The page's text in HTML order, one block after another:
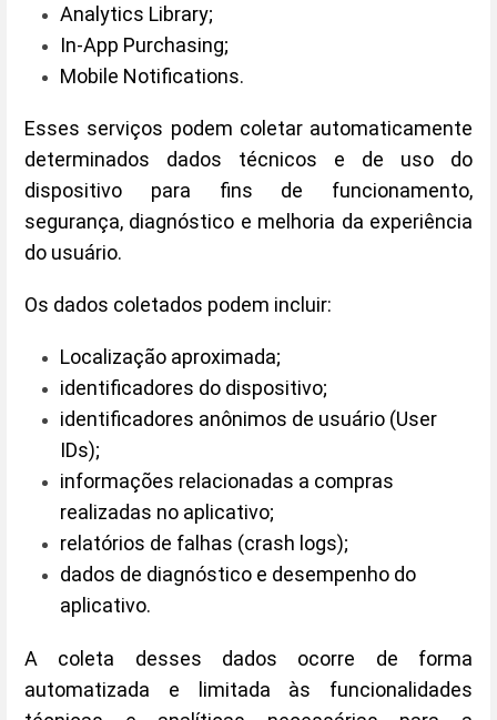
Analytics Library;
In-App Purchasing;
Mobile Notifications.
Esses serviços podem coletar automaticamente
determinados dados técnicos e de uso do
dispositivo para fins de funcionamento,
segurança, diagnóstico e melhoria da experiência
do usuário.
Os dados coletados podem incluir:
Localização aproximada;
identificadores do dispositivo;
identificadores anônimos de usuário (User
IDs);
informações relacionadas a compras
realizadas no aplicativo;
relatórios de falhas (crash logs);
dados de diagnóstico e desempenho do
aplicativo.
A coleta desses dados ocorre de forma
automatizada e limitada às funcionalidades